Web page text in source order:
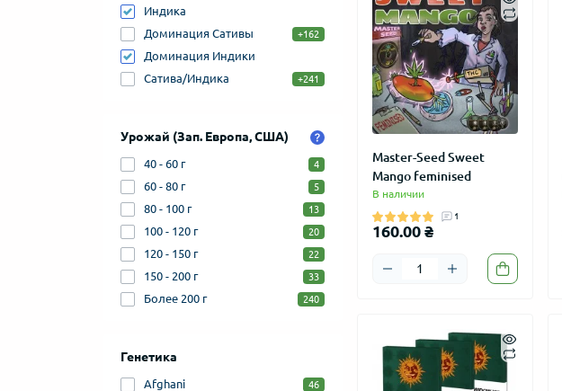
Индика
Доминация Сативы
+162
Доминация Индики
Сатива/Индика
+241
Урожай (Зап. Европа, США)
40 - 60 г 4
60 - 80 г 5
80 - 100 г 13
100 - 120 г 20
120 - 150 г 22
150 - 200 г 33
Более 200 г 240
Генетика
Afghani 46
Master-Seed Sweet
Mango feminised
В наличии
1
160.00 ₴